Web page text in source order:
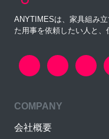
ANYTIMESは、家具組み
た用事を依頼したい人と、
COMPANY
会社概要